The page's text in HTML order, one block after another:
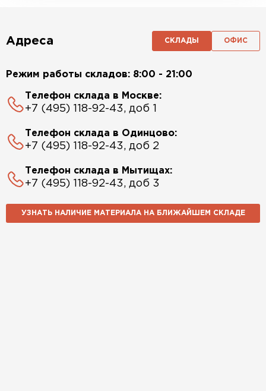
Адреса СКЛАДЫ ОФИС
Режим работы складов: 8:00 - 21:00
Телефон склада в Москве:
+7 (495) 118-92-43, доб 1
Телефон склада в Одинцово:
+7 (495) 118-92-43, доб 2
Телефон склада в Мытищах:
+7 (495) 118-92-43, доб 3
УЗНАТЬ НАЛИЧИЕ МАТЕРИАЛА НА БЛИЖАЙШЕМ СКЛАДЕ